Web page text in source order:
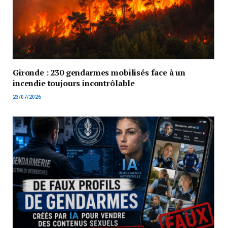
Gironde : 230 gendarmes mobilisés face à un
incendie toujours incontrôlable
23/07/2026